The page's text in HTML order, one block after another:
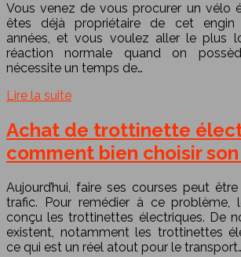
Vous venez de vous procurer un vélo
êtes déjà propriétaire de cet engin
années, et vous voulez aller le plus
réaction normale quand on
nécessite un temps de…
Lire la suite
Achat de trottinette
comment bien choisir
Aujourd’hui, faire ses courses peut
trafic. Pour remédier à ce problème,
conçu les trottinettes électriques. De
existent, notamment les trottinettes
ce qui est un réel atout pour le